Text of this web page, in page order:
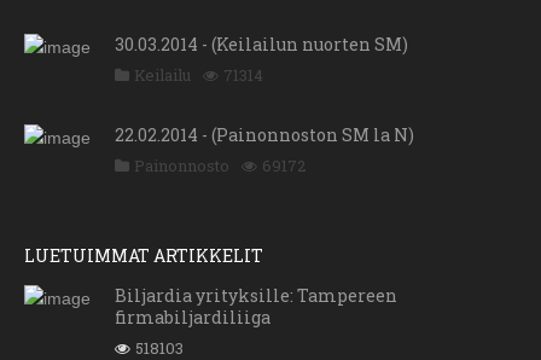
30.03.2014 - (Keilailun nuorten SM)
Keilailu 71314
22.02.2014 - (Painonnoston SM la N)
Painonnosto 69172
LUETUIMMAT ARTIKKELIT
Biljardia yrityksille: Tampereen
firmabiljardiliiga
518103